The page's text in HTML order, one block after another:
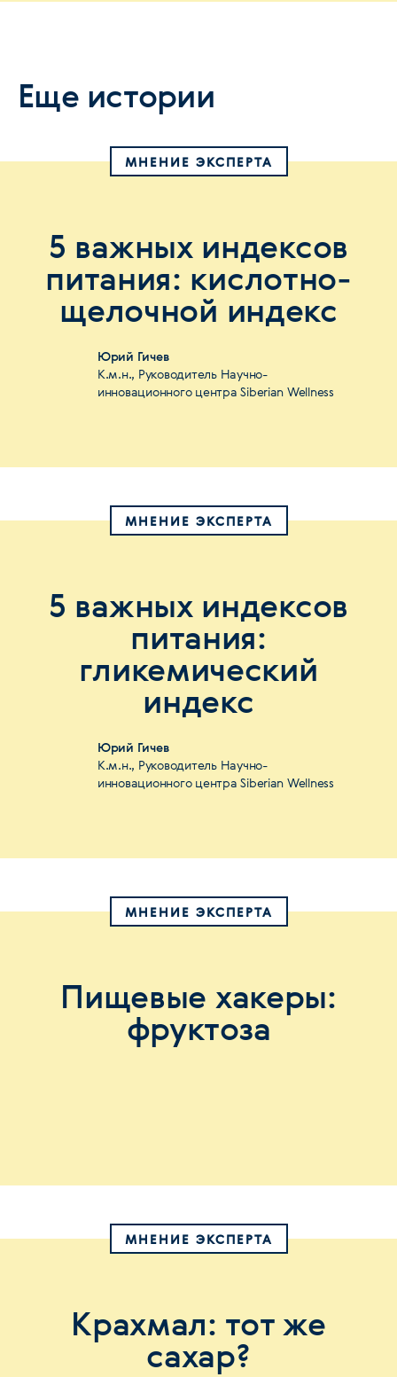
Еще истории
МНЕНИЕ ЭКСПЕРТА
5 важных индексов
питания: кислотно-
щелочной индекс
Юрий Гичев
К.м.н., Руководитель Научно-
инновационного центра Siberian Wellness
МНЕНИЕ ЭКСПЕРТА
5 важных индексов
питания:
гликемический
индекс
Юрий Гичев
К.м.н., Руководитель Научно-
инновационного центра Siberian Wellness
МНЕНИЕ ЭКСПЕРТА
Пищевые хакеры:
фруктоза
МНЕНИЕ ЭКСПЕРТА
Крахмал: тот же
сахар?